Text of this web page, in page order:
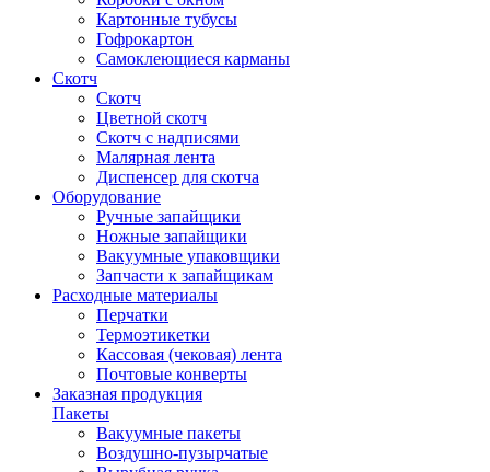
Картонные тубусы
Гофрокартон
Самоклеющиеся карманы
Скотч
Скотч
Цветной скотч
Скотч с надписями
Малярная лента
Диспенсер для скотча
Оборудование
Ручные запайщики
Ножные запайщики
Вакуумные упаковщики
Запчасти к запайщикам
Расходные материалы
Перчатки
Термоэтикетки
Кассовая (чековая) лента
Почтовые конверты
Заказная продукция
Пакеты
Вакуумные пакеты
Воздушно-пузырчатые